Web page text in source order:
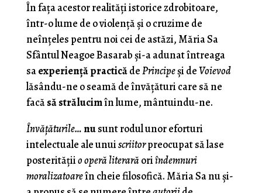
În faţa acestor realităţi istorice zdrobitoare,
într-o lume de o violenţă şi o cruzime de
neînţeles pentru noi cei de astăzi, Măria Sa
Sfântul Neagoe Basarab şi-a adunat întreaga
saexperienţă practicădePrincipeşi deVoievod
lăsându-ne o seamă de învăţături care să ne
facăsă strălucimîn lume, mântuindu-ne.
Învăţăturile…nusunt rodul unor eforturi
intelectuale ale unuiscriitorpreocupat să lase
posterităţiio operă literară oriîndemnuri
moralizatoareîn cheie filosofică. Măria Sa nu şi-